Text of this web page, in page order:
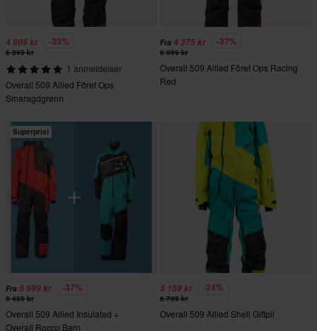
4 605 kr -33%
6 899 kr
1 anmeldelser
Overall 509 Allied Fôret Ops
Smaragdgrønn
Fra 4 375 kr -37%
6 999 kr
Overall 509 Allied Fôret Ops Racing
Red
Superpris!
Fra 5 999 kr -37%
9 499 kr
Overall 509 Allied Insulated +
Overall Rocco Barn
5 159 kr -24%
6 799 kr
Overall 509 Allied Shell Giftpil